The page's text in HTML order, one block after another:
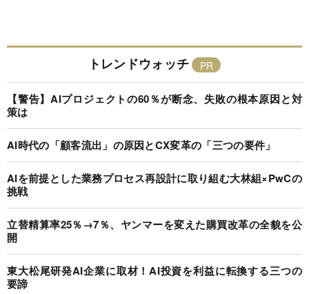
トレンドウォッチ
【警告】AIプロジェクトの60％が断念、失敗の根本原因と対
策は
AI時代の「顧客流出」の原因とCX変革の「三つの要件」
AIを前提とした業務プロセス再設計に取り組む大林組×PwCの
挑戦
立替精算率25％→7％、ヤンマーを変えた購買改革の全貌を公
開
東大松尾研発AI企業に取材！AI投資を利益に転換する三つの
要諦